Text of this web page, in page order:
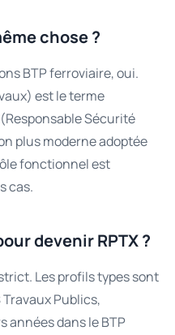
chose ?
BTP ferroviaire, oui.
est le terme
Sécurité
plus moderne adoptée
fonctionnel est
cas.
devenir RPTX ?
Les profils types sont
Travaux Publics,
années dans le BTP